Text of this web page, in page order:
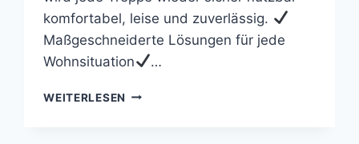
komfortabel, leise und zuverlässig.
Maßgeschneiderte Lösungen für jede
Wohnsituation
…
WEITERLESEN IHR